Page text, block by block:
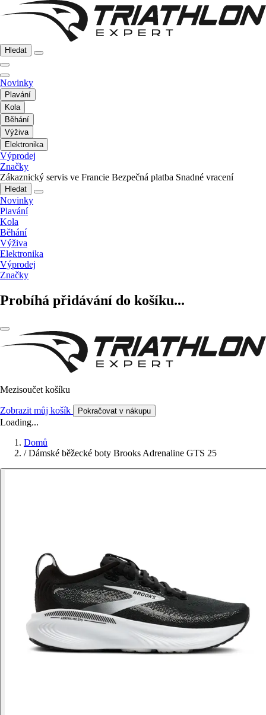
Hledat
Novinky
Plavání
Kola
Běhání
Výživa
Elektronika
Výprodej
Značky
Zákaznický servis ve Francie Bezpečná platba Snadné vracení
Hledat
Novinky
Plavání
Kola
Běhání
Výživa
Elektronika
Výprodej
Značky
Probíhá přidávání do košíku...
Mezisoučet košíku
Zobrazit můj košík Pokračovat v nákupu
Loading...
Domů
/ Dámské běžecké boty Brooks Adrenaline GTS 25